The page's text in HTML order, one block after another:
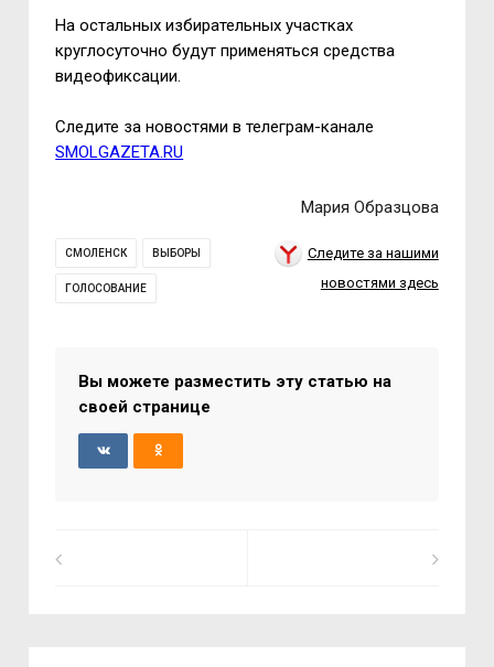
На остальных избирательных участках
круглосуточно будут применяться средства
видеофиксации.
Следите за новостями в телеграм-канале
SMOLGAZETA.RU
Мария Образцова
СМОЛЕНСК ВЫБОРЫ
ГОЛОСОВАНИЕ
Следите за нашими
новостями здесь
Вы можете разместить эту статью на
своей странице